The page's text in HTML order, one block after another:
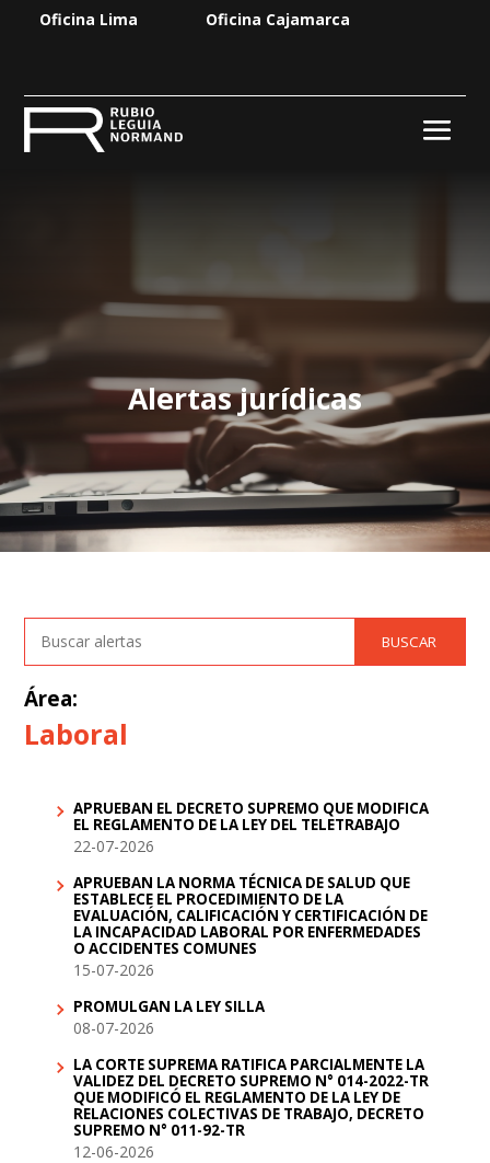
Oficina Lima Oficina Cajamarca
Alertas jurídicas
Área:
Laboral
APRUEBAN EL DECRETO SUPREMO QUE MODIFICA
EL REGLAMENTO DE LA LEY DEL TELETRABAJO
22-07-2026
APRUEBAN LA NORMA TÉCNICA DE SALUD QUE
ESTABLECE EL PROCEDIMIENTO DE LA
EVALUACIÓN, CALIFICACIÓN Y CERTIFICACIÓN DE
LA INCAPACIDAD LABORAL POR ENFERMEDADES
O ACCIDENTES COMUNES
15-07-2026
PROMULGAN LA LEY SILLA
08-07-2026
LA CORTE SUPREMA RATIFICA PARCIALMENTE LA
VALIDEZ DEL DECRETO SUPREMO N° 014-2022-TR
QUE MODIFICÓ EL REGLAMENTO DE LA LEY DE
RELACIONES COLECTIVAS DE TRABAJO, DECRETO
SUPREMO N° 011-92-TR
12-06-2026